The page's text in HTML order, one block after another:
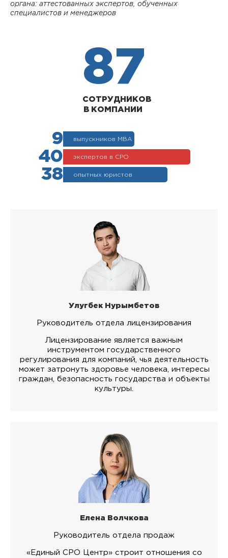
органа: аттестованных экспертов, обученных
специалистов и менеджеров
87
СОТРУДНИКОВ
В КОМПАНИИ
9 выпускников МВА
40 экспертов в СРО
38 опытных юристов
Улугбек Нурымбетов
Руководитель отдела лицензирования
Лицензирование является важным
инструментом государственного
регулирования для компаний, чья деятельность
может затронуть здоровье человека, интересы
граждан, безопасность государства и объекты
культуры.
Елена Волчкова
Руководитель отдела продаж
«Единый СРО Центр» строит отношения со